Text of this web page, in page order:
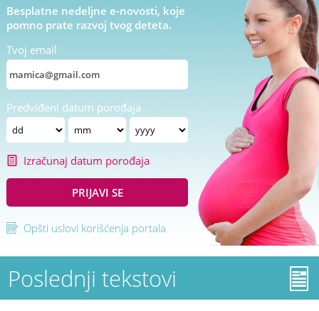
Besplatne nedeljne e-novosti, koje
pomno prate razvoj tvog deteta.
Tvoj email
Predviđeni datum porođaja
Izračunaj datum porođaja
PRIJAVI SE
Opšti uslovi korišćenja portala
Poslednji tekstovi